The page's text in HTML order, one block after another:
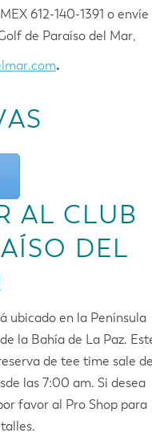
612-140-1391 o envíe
de Paraíso del Mar,
.
AL CLUB
DEL
ubicado en la Península
la Bahía de La Paz.
de tee time sale
las 7:00 am. Si desea
favor al Pro Shop para